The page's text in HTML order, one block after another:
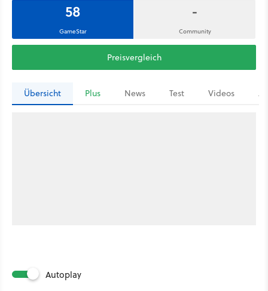
58
GameStar
-
Community
Preisvergleich
Übersicht Plus News Test Videos
Autoplay